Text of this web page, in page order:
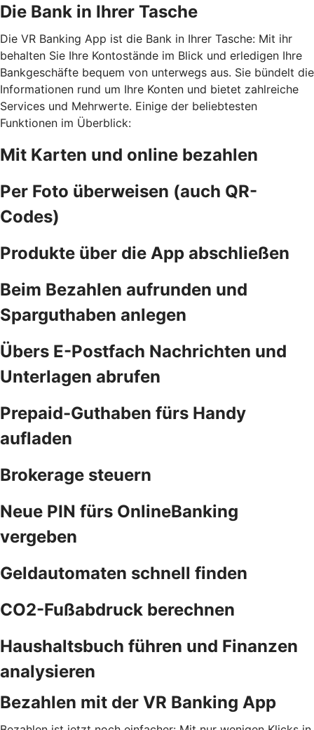
Die Bank in Ihrer Tasche
Die VR Banking App ist die Bank in Ihrer Tasche: Mit ihr
behalten Sie Ihre Kontostände im Blick und erledigen Ihre
Bankgeschäfte bequem von unterwegs aus. Sie bündelt die
Informationen rund um Ihre Konten und bietet zahlreiche
Services und Mehrwerte. Einige der beliebtesten
Funktionen im Überblick:
Mit Karten und online bezahlen
Per Foto überweisen (auch QR-
Codes)
Produkte über die App abschließen
Beim Bezahlen aufrunden und
Sparguthaben anlegen
Übers E-Postfach Nachrichten und
Unterlagen abrufen
Prepaid-Guthaben fürs Handy
aufladen
Brokerage steuern
Neue PIN fürs OnlineBanking
vergeben
Geldautomaten schnell finden
CO2-Fußabdruck berechnen
Haushaltsbuch führen und Finanzen
analysieren
Bezahlen mit der VR Banking App